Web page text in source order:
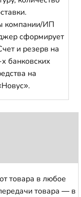
компании/ИП
сформирует
и резерв на
банковских
на
товара в любое
товара — в